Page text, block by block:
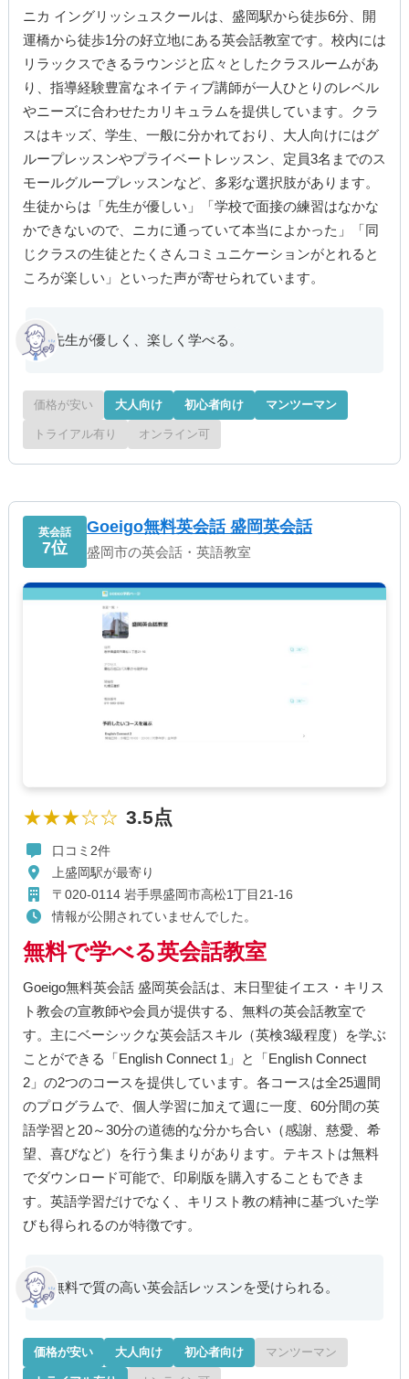
ニカ イングリッシュスクールは、盛岡駅から徒歩6分、開
運橋から徒歩1分の好立地にある英会話教室です。校内には
リラックスできるラウンジと広々としたクラスルームがあ
り、指導経験豊富なネイティブ講師が一人ひとりのレベル
やニーズに合わせたカリキュラムを提供しています。クラ
スはキッズ、学生、一般に分かれており、大人向けにはグ
ループレッスンやプライベートレッスン、定員3名までのス
モールグループレッスンなど、多彩な選択肢があります。
生徒からは「先生が優しい」「学校で面接の練習はなかな
かできないので、ニカに通っていて本当によかった」「同
じクラスの生徒とたくさんコミュニケーションがとれると
ころが楽しい」といった声が寄せられています。
先生が優しく、楽しく学べる。
価格が安い 大人向け 初心者向け マンツーマン
トライアル有り オンライン可
英会話
7位
Goeigo無料英会話 盛岡英会話
盛岡市の英会話・英語教室
★★★☆☆ 3.5点
口コミ2件
上盛岡駅が最寄り
〒020-0114 岩手県盛岡市高松1丁目21-16
情報が公開されていませんでした。
無料で学べる英会話教室
Goeigo無料英会話 盛岡英会話は、末日聖徒イエス・キリス
ト教会の宣教師や会員が提供する、無料の英会話教室で
す。主にベーシックな英会話スキル（英検3級程度）を学ぶ
ことができる「English Connect 1」と「English Connect
2」の2つのコースを提供しています。各コースは全25週間
のプログラムで、個人学習に加えて週に一度、60分間の英
語学習と20～30分の道徳的な分かち合い（感謝、慈愛、希
望、喜びなど）を行う集まりがあります。テキストは無料
でダウンロード可能で、印刷版を購入することもできま
す。英語学習だけでなく、キリスト教の精神に基づいた学
びも得られるのが特徴です。
無料で質の高い英会話レッスンを受けられる。
価格が安い 大人向け 初心者向け マンツーマン